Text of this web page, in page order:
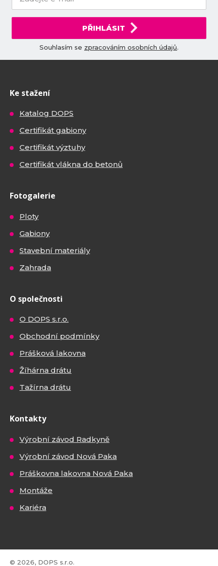
PŘIHLÁSIT
Souhlasím se zpracováním osobních údajů.
Ke stažení
Katalog DOPS
Certifikát gabiony
Certifikát výztuhy
Certifikát vlákna do betonů
Fotogalerie
Ploty
Gabiony
Stavební materiály
Zahrada
O společnosti
O DOPS s.r.o.
Obchodní podmínky
Prášková lakovna
Žíhárna drátu
Tažírna drátu
Kontakty
Výrobní závod Radkyně
Výrobní závod Nová Paka
Práškovna lakovna Nová Paka
Montáže
Kariéra
© 2026, DOPS s.r.o.